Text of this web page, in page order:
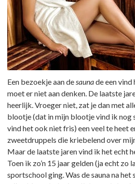
Een bezoekje aan de saunade een vind
moet er niet aan denken. De laatste
heerlijk. Vroeger niet, zat je dan met
blootje (dat in mijn blootje vind ik nog
vind het ook niet fris) een veel te heet
zweetdruppels die kriebelend over
Maar de laatste jaren vind ik het echt
Toen ik zo’n 15 jaar gelden (ja echt zo
sportschool ging. Was de sauna na het